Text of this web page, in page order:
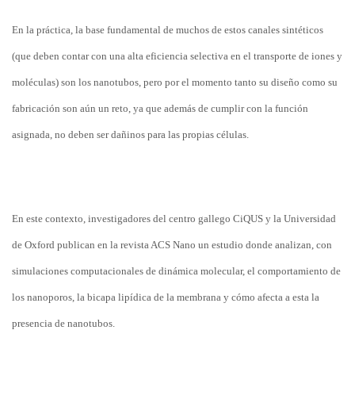
En la práctica, la base fundamental de muchos de estos canales sintéticos
(que deben contar con una alta eficiencia selectiva en el transporte de iones y
moléculas) son los nanotubos, pero por el momento tanto su diseño como su
fabricación son aún un reto, ya que además de cumplir con la función
asignada, no deben ser dañinos para las propias células.
En este contexto, investigadores del centro gallego CiQUS y la Universidad
de Oxford publican en la revista ACS Nano un estudio donde analizan, con
simulaciones computacionales de dinámica molecular, el comportamiento de
los nanoporos, la bicapa lipídica de la membrana y cómo afecta a esta la
presencia de nanotubos.